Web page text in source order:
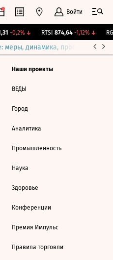
Войти
-0,2%↓ RTSI 874,64 -1,12%↓
меры, динамика, прогнозы
Наши проекты
ВЕДЫ
Город
Аналитика
Промышленность
Наука
Здоровье
Конференции
Премия Импульс
Правила торговли